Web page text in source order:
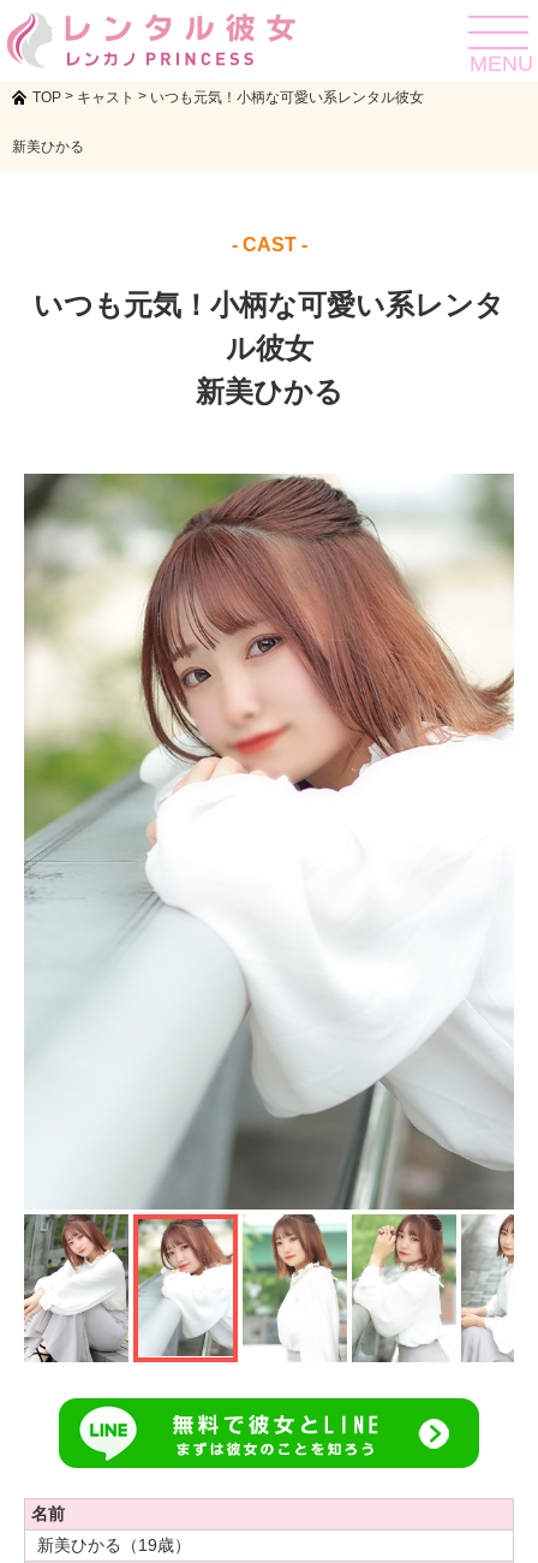
toggle
MENU
TOP > キャスト > いつも元気！小柄な可愛い系レンタル彼女
新美ひかる
- CAST -
いつも元気！小柄な可愛い系レンタ
ル彼女
新美ひかる
名前
新美ひかる（19歳）